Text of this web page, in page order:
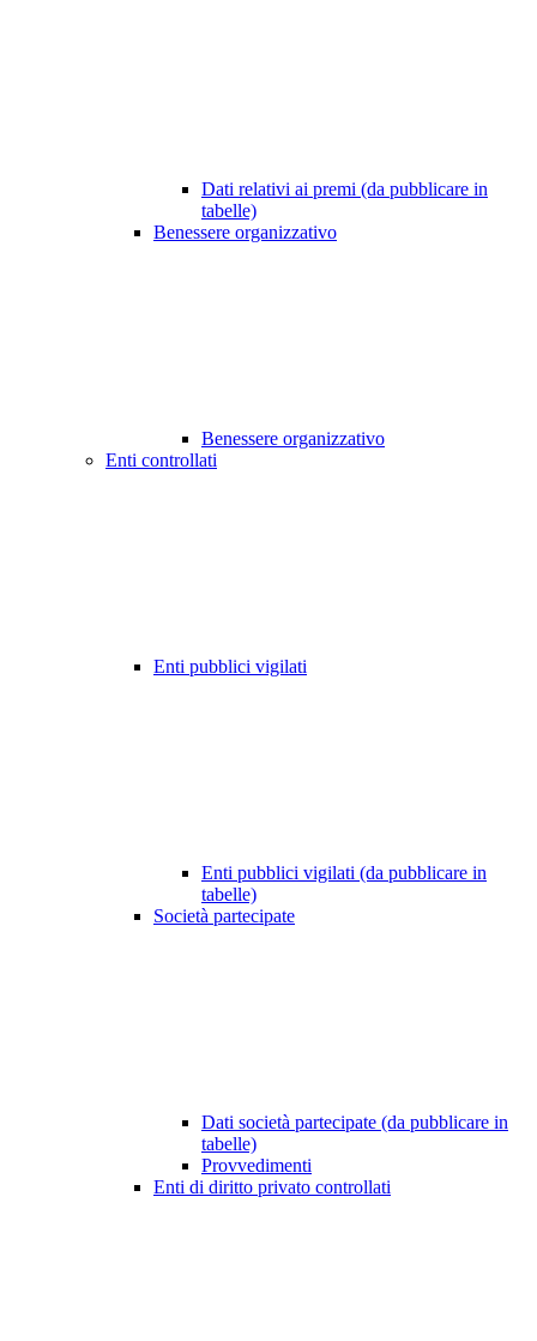
Dati relativi ai premi (da pubblicare in
tabelle)
Benessere organizzativo
Benessere organizzativo
Enti controllati
Enti pubblici vigilati
Enti pubblici vigilati (da pubblicare in
tabelle)
Società partecipate
Dati società partecipate (da pubblicare in
tabelle)
Provvedimenti
Enti di diritto privato controllati